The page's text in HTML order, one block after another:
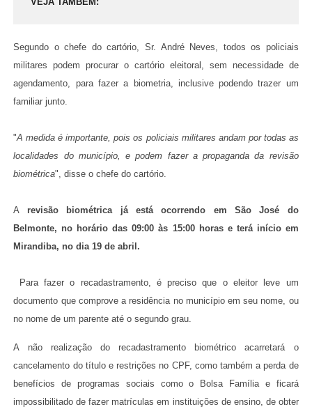
Segundo o chefe do cartório, Sr. André Neves, todos os policiais
militares podem procurar o cartório eleitoral, sem necessidade de
agendamento, para fazer a biometria, inclusive podendo trazer um
familiar junto.
"A medida é importante, pois os policiais militares andam por todas as
localidades do município, e podem fazer a propaganda da revisão
biométrica", disse o chefe do cartório.
A revisão biométrica já está ocorrendo em São José do
Belmonte, no horário das 09:00 às 15:00 horas e terá início em
Mirandiba, no dia 19 de abril.
Para fazer o recadastramento, é preciso que o eleitor leve um
documento que comprove a residência no município em seu nome, ou
no nome de um parente até o segundo grau.
A não realização do recadastramento biométrico acarretará o
cancelamento do título e restrições no CPF, como também a perda de
benefícios de programas sociais como o Bolsa Família e ficará
impossibilitado de fazer matrículas em instituições de ensino, de obter